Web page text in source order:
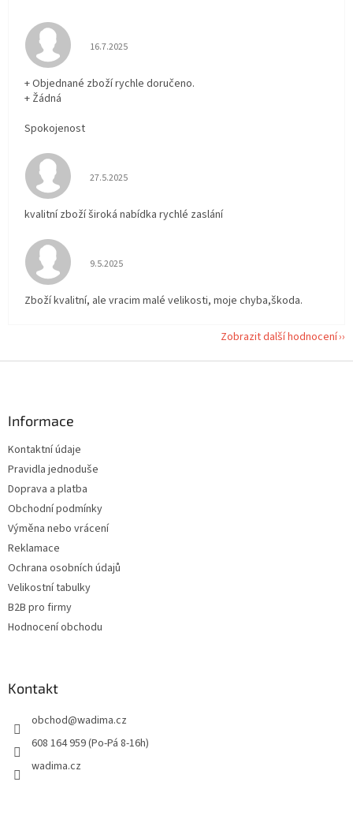
Hodnocení obchodu je 5 z 5 hvězdiček.
16.7.2025
+ Objednané zboží rychle doručeno.
+ Žádná
Spokojenost
Hodnocení obchodu je 5 z 5 hvězdiček.
27.5.2025
kvalitní zboží široká nabídka rychlé zaslání
Hodnocení obchodu je 5 z 5 hvězdiček.
9.5.2025
Zboží kvalitní, ale vracim malé velikosti, moje chyba,škoda.
Zobrazit další hodnocení
Informace
Kontaktní údaje
Pravidla jednoduše
Doprava a platba
Obchodní podmínky
Výměna nebo vrácení
Reklamace
Ochrana osobních údajů
Velikostní tabulky
B2B pro firmy
Hodnocení obchodu
Kontakt
obchod@wadima.cz
608 164 959 (Po-Pá 8-16h)
wadima.cz